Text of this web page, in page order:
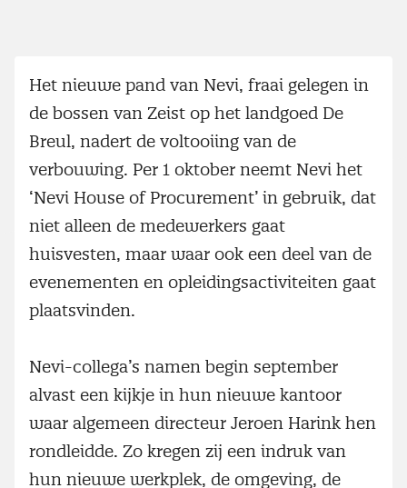
Het nieuwe pand van Nevi, fraai gelegen in
de bossen van Zeist op het landgoed De
Breul, nadert de voltooiing van de
verbouwing. Per 1 oktober neemt Nevi het
‘Nevi House of Procurement’ in gebruik, dat
niet alleen de medewerkers gaat
huisvesten, maar waar ook een deel van de
evenementen en opleidingsactiviteiten gaat
plaatsvinden.
Nevi-collega’s namen begin september
alvast een kijkje in hun nieuwe kantoor
waar algemeen directeur Jeroen Harink hen
rondleidde. Zo kregen zij een indruk van
hun nieuwe werkplek, de omgeving, de